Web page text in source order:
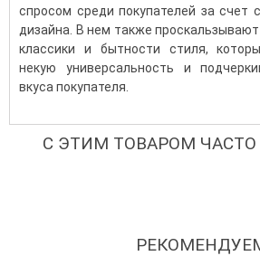
спросом среди покупателей за счет
дизайна. В нем также
классики и бытности стиля,
некую универсальность и
вкуса покупателя.
С ЭТИМ ТОВАРОМ